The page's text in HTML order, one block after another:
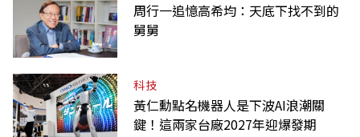
周行一追憶高希均：天底下找不到的
舅舅
科技
黃仁勳點名機器人是下波AI浪潮關
鍵！這兩家台廠2027年迎爆發期